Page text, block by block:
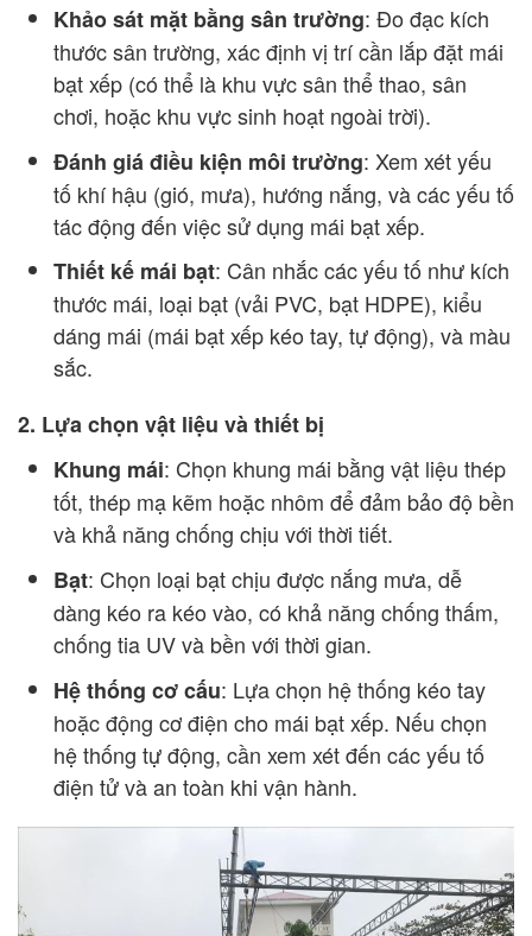
Khảo sát mặt bằng sân trường: Đo đạc kích
thước sân trường, xác định vị trí cần lắp đặt mái
bạt xếp (có thể là khu vực sân thể thao, sân
chơi, hoặc khu vực sinh hoạt ngoài trời).
Đánh giá điều kiện môi trường: Xem xét yếu
tố khí hậu (gió, mưa), hướng nắng, và các yếu tố
tác động đến việc sử dụng mái bạt xếp.
Thiết kế mái bạt: Cân nhắc các yếu tố như kích
thước mái, loại bạt (vải PVC, bạt HDPE), kiểu
dáng mái (mái bạt xếp kéo tay, tự động), và màu
sắc.
2. Lựa chọn vật liệu và thiết bị
Khung mái: Chọn khung mái bằng vật liệu thép
tốt, thép mạ kẽm hoặc nhôm để đảm bảo độ bền
và khả năng chống chịu với thời tiết.
Bạt: Chọn loại bạt chịu được nắng mưa, dễ
dàng kéo ra kéo vào, có khả năng chống thấm,
chống tia UV và bền với thời gian.
Hệ thống cơ cấu: Lựa chọn hệ thống kéo tay
hoặc động cơ điện cho mái bạt xếp. Nếu chọn
hệ thống tự động, cần xem xét đến các yếu tố
điện tử và an toàn khi vận hành.